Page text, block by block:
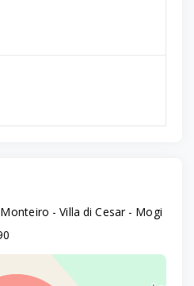
- Villa di Cesar - Mogi